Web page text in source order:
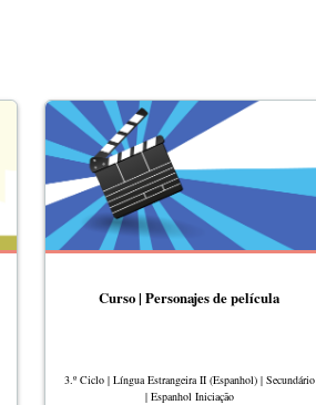
Curso | Personajes de película
3.º Ciclo | Língua Estrangeira II (Espanhol) | Secundário
| Espanhol Iniciação